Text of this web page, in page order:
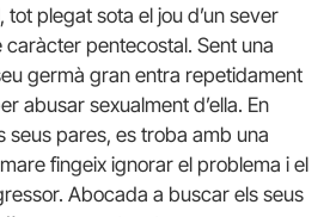
plegat sota el jou d’un sever
caràcter pentecostal. Sent una
germà gran entra repetidament
abusar sexualment d’ella. En
seus pares, es troba amb una
fingeix ignorar el problema i el
Abocada a buscar els seus